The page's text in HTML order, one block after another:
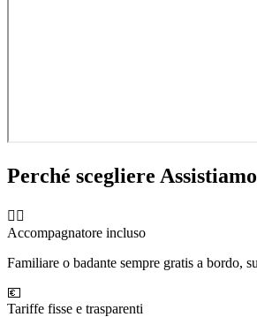
Perché scegliere
🧑‍⚕️
Accompagnatore incluso
Familiare o badante sempre gratis a bordo,
💶
Tariffe fisse e trasparenti